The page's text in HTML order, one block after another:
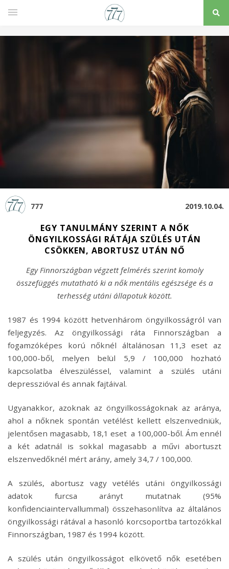
777 2019.10.04.
EGY TANULMÁNY SZERINT A NŐK
ÖNGYILKOSSÁGI RÁTÁJA SZÜLÉS UTÁN
CSÖKKEN, ABORTUSZ UTÁN NŐ
Egy Finnországban végzett felmérés szerint komoly
összefüggés mutatható ki a nők mentális egészsége és a
terhesség utáni állapotuk között.
1987 és 1994 között hetvenhárom öngyilkosságról van
feljegyzés. Az öngyilkossági ráta Finnországban a
fogamzóképes korú nőknél általánosan 11,3 eset az
100,000-ből, melyen belül 5,9 / 100,000 hozható
kapcsolatba élveszüléssel, valamint a szülés utáni
depresszióval és annak fajtáival.
Ugyanakkor, azoknak az öngyilkosságoknak az aránya,
ahol a nőknek spontán vetélést kellett elszenvedniük,
jelentősen magasabb, 18,1 eset a 100,000-ből. Ám ennél
a két adatnál is sokkal magasabb a művi abortuszt
elszenvedőknél mért arány, amely 34,7 / 100,000.
A szülés, abortusz vagy vetélés utáni öngyilkossági
adatok furcsa arányt mutatnak (95%
konfidenciaintervallummal) összehasonlítva az általános
öngyilkossági rátával a hasonló korcsoportba tartozókkal
Finnországban, 1987 és 1994 között.
A szülés után öngyilkosságot elkövető nők esetében